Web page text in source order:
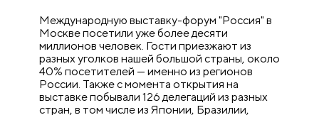
Международную выставку-форум "Россия" в
Москве посетили уже более десяти
миллионов человек. Гости приезжают из
разных уголков нашей большой страны, около
40% посетителей — именно из регионов
России. Также с момента открытия на
выставке побывали 126 делегаций из разных
стран, в том числе из Японии, Бразилии,